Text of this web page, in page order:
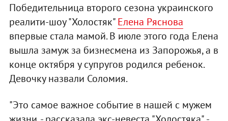
Победительница второго сезона украинского
реалити-шоу "Холостяк"Елена Ряснова
впервые стала мамой. В июле этого года Елена
вышла замуж за бизнесмена из Запорожья, а в
конце октября у супругов родился ребенок.
Девочку назвали Соломия.
"Это самое важное событие в нашей с мужем